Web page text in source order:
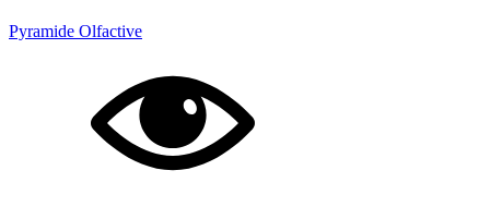
Pyramide Olfactive